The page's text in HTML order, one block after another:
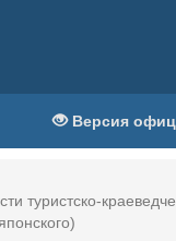
Версия
туристско-